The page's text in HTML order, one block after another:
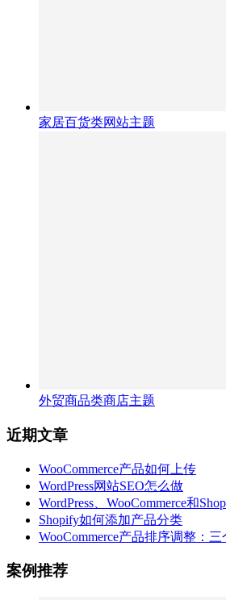
家居百货类网站主题
外贸商品类商店主题
近期文章
WooCommerce产品如何上传
WordPress网站SEO怎么做
WordPress、WooCommerce和
Shopify如何添加产品分类
WooCommerce产品排序调整：
案例推荐